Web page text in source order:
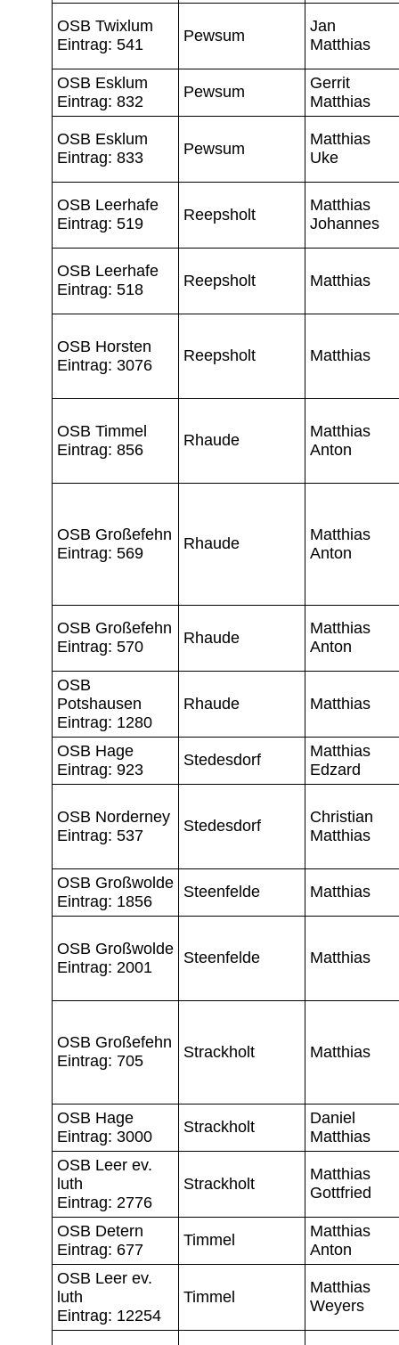
OSB Twixlum
Eintrag: 541
Pewsum
Jan
Matthias
OSB Esklum
Eintrag: 832
Pewsum
Gerrit
Matthias
OSB Esklum
Eintrag: 833
Pewsum
Matthias
Uke
OSB Leerhafe
Eintrag: 519
Reepsholt
Matthias
Johannes
OSB Leerhafe
Eintrag: 518
Reepsholt Matthias
OSB Horsten
Eintrag: 3076
Reepsholt Matthias
OSB Timmel
Eintrag: 856
Rhaude
Matthias
Anton
OSB Großefehn
Eintrag: 569
Rhaude
Matthias
Anton
OSB Großefehn
Eintrag: 570
Rhaude
Matthias
Anton
OSB
Potshausen
Eintrag: 1280
Rhaude Matthias
OSB Hage
Eintrag: 923
Stedesdorf
Matthias
Edzard
OSB Norderney
Eintrag: 537
Stedesdorf
Christian
Matthias
OSB Großwolde
Eintrag: 1856
Steenfelde Matthias
OSB Großwolde
Eintrag: 2001
Steenfelde Matthias
OSB Großefehn
Eintrag: 705
Strackholt Matthias
OSB Hage
Eintrag: 3000
Strackholt
Daniel
Matthias
OSB Leer ev.
luth
Eintrag: 2776
Strackholt
Matthias
Gottfried
OSB Detern
Eintrag: 677
Timmel
Matthias
Anton
OSB Leer ev.
luth
Eintrag: 12254
Timmel
Matthias
Weyers